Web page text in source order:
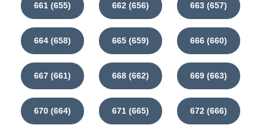
661 (655) 662 (656) 663 (657)
664 (658) 665 (659) 666 (660)
667 (661) 668 (662) 669 (663)
670 (664) 671 (665) 672 (666)